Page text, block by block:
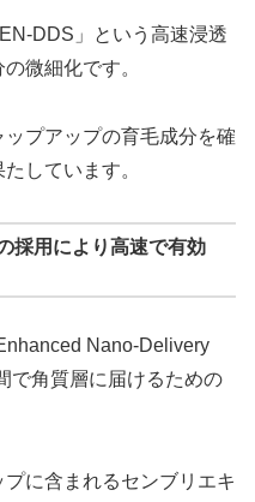
DDS」という高速浸透
微細化です。
プアップの育毛成分を確
しています。
採用により高速で有効
Nano-Delivery
で角質層に届けるための
に含まれるセンブリエキ